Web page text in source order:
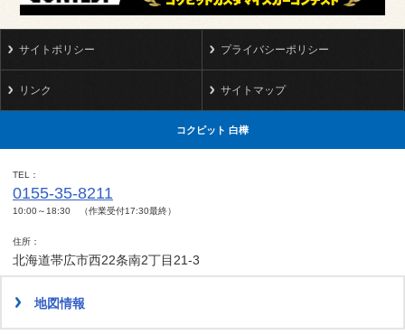
サイトポリシー プライバシーポリシー
リンク サイトマップ
コクピット 白樺
TEL
0155-35-8211
10:00～18:30 （作業受付17:30最終）
住所
北海道帯広市西22条南2丁目21-3
地図情報